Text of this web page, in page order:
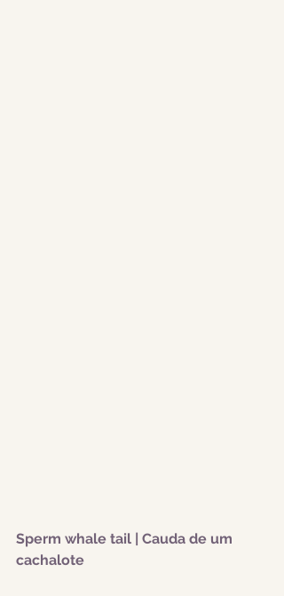
Sperm whale tail | Cauda de um
cachalote